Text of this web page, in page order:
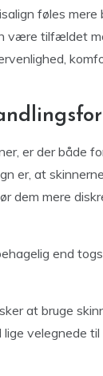
føles mere
være tilfældet
er der både
er, at
dem mere
end
at bruge
velegnede